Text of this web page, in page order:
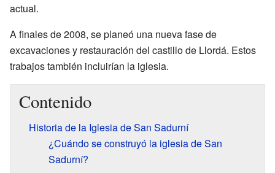
actual.
A finales de 2008, se planeó una nueva fase de
excavaciones y restauración del castillo de Llordá. Estos
trabajos también incluirían la iglesia.
Contenido
Historia de la Iglesia de San Sadurní
¿Cuándo se construyó la iglesia de San
Sadurní?